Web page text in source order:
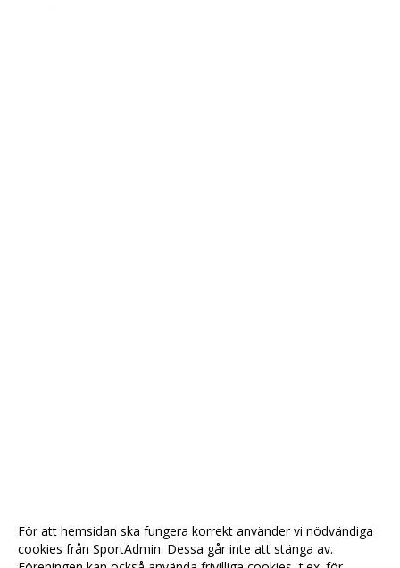
För att hemsidan ska fungera korrekt använder vi nödvändiga
cookies från SportAdmin. Dessa går inte att stänga av.